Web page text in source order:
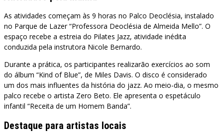
As atividades começam às 9 horas no Palco Deoclésia, instalado
no Parque de Lazer “Professora Deoclésia de Almeida Mello”. O
espaço recebe a estreia do Pilates Jazz, atividade inédita
conduzida pela instrutora Nicole Bernardo.
Durante a prática, os participantes realizarão exercícios ao som
do álbum “Kind of Blue”, de Miles Davis. O disco é considerado
um dos mais influentes da história do jazz. Ao meio-dia, o mesmo
palco recebe o artista Zero Beto. Ele apresenta o espetáculo
infantil “Receita de um Homem Banda”.
Destaque para artistas locais